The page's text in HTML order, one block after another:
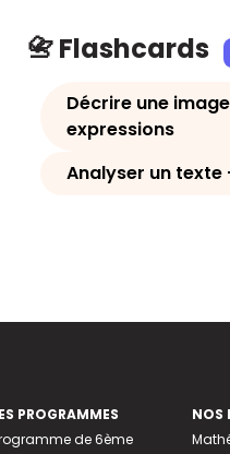
📇 Flashcards
Décrire une
expressions
Analyser un texte
PROGRAMMES
de 6ème
NOS